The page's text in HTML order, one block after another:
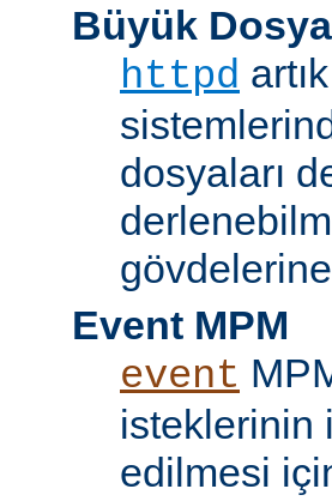
Büyük
httpd
dosyaları
Event MPM
event
isteklerinin
edilmesi